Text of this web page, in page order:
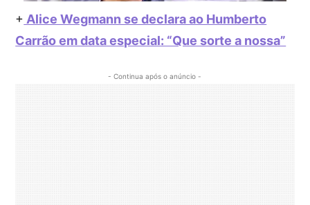
+ Alice Wegmann se declara ao Humberto
Carrão em data especial: “Que sorte a nossa”
- Continua após o anúncio -